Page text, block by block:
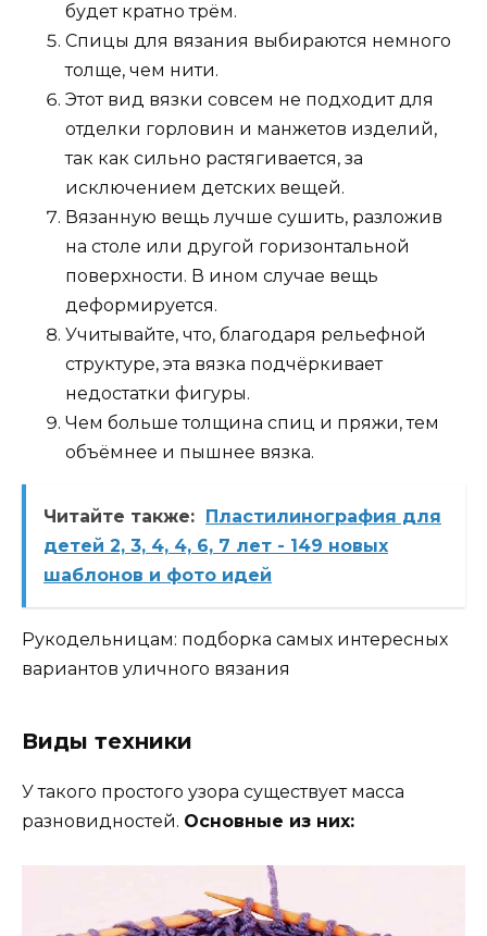
будет кратно трём.
Спицы для вязания выбираются немного
толще, чем нити.
Этот вид вязки совсем не подходит для
отделки горловин и манжетов изделий,
так как сильно растягивается, за
исключением детских вещей.
Вязанную вещь лучше сушить, разложив
на столе или другой горизонтальной
поверхности. В ином случае вещь
деформируется.
Учитывайте, что, благодаря рельефной
структуре, эта вязка подчёркивает
недостатки фигуры.
Чем больше толщина спиц и пряжи, тем
объёмнее и пышнее вязка.
Читайте также: Пластилинография для
детей 2, 3, 4, 4, 6, 7 лет - 149 новых
шаблонов и фото идей
Рукодельницам: подборка самых интересных
вариантов уличного вязания
Виды техники
У такого простого узора существует масса
разновидностей. Основные из них: